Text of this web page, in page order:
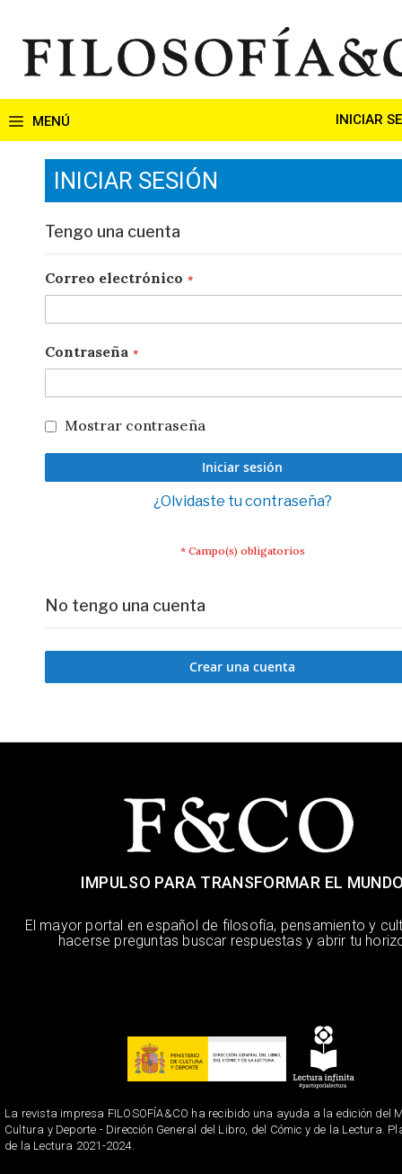
contenido
INICIAR
INICIAR SESIÓN
Tengo una cuenta
Correo electrónico
Contraseña
Mostrar contraseña
Iniciar sesión
¿Olvidaste tu contraseña?
No tengo una cuenta
Crear una cuenta
IMPULSO PARA TRANSFORMAR EL
El mayor portal en español de filosofía, pensamiento y
hacerse preguntas buscar respuestas y abrir tu
La revista impresa FILOSOFÍA&CO ha recibido una ayuda a la edición del
Cultura y Deporte - Dirección General del Libro, del Cómic y de la Lectura.
de la Lectura 2021-2024.